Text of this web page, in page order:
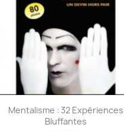
Aperçu rapide
Mentalisme : 32 Expériences
Bluffantes